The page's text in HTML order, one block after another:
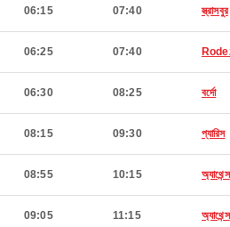
06:15 07:40 স্ত্রাসবুর
06:25 07:40
06:30 08:25 বর্দো
08:15 09:30 প্যারিস
08:55 10:15 অ্যাথেন্স
09:05 11:15 অ্যাথেন্স